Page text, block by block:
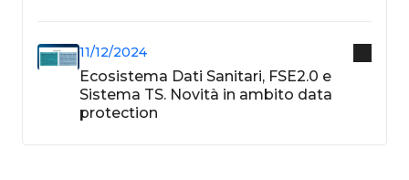
11/12/2024
Ecosistema Dati Sanitari, FSE2.0 e
Sistema TS. Novità in ambito data
protection